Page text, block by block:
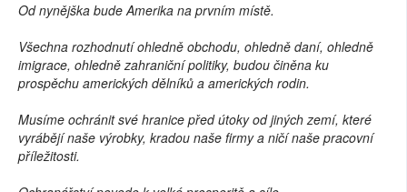
Od nynějška bude Amerika na prvním místě.
Všechna rozhodnutí ohledně obchodu, ohledně daní, ohledně
imigrace, ohledně zahraniční politiky, budou činěna ku
prospěchu amerických dělníků a amerických rodin.
Musíme ochránit své hranice před útoky od jiných zemí, které
vyrábějí naše výrobky, kradou naše firmy a ničí naše pracovní
příležitosti.